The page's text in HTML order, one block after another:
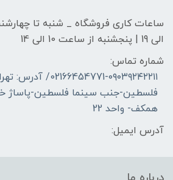
الی 19 | پنجشنبه از ساعت 10 الی 14
شماره تماس:
02166454771-
فلسطین-جنب سینما فلسطین-پاساژ
همکف- واحد 22
آدرس ایمیل: